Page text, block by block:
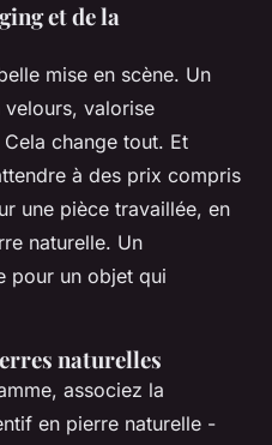
et de la
mise en scène. Un
valorise
change tout. Et
à des prix compris
une pièce travaillée, en
naturelle. Un
pour un objet qui
naturelles
associez la
en pierre naturelle -